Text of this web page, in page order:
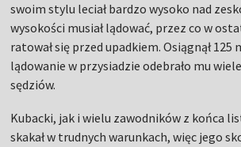
swoim stylu leciał bardzo wysoko nad
wysokości musiał lądować, przez co w
ratował się przed upadkiem. Osiągnął 125
lądowanie w przysiadzie odebrało mu
sędziów.
Kubacki, jak i wielu zawodników z końca
skakał w trudnych warunkach, więc jego